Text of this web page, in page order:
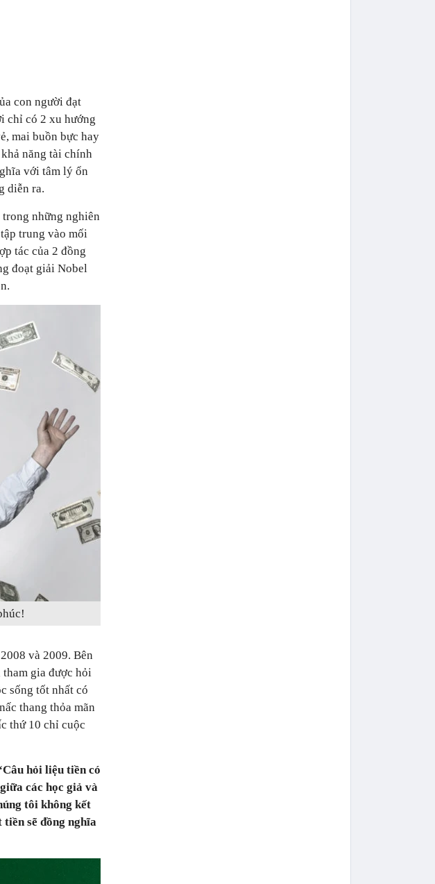
con người đạt
chỉ có 2 xu hướng
mai buồn bực hay
năng tài chính
với tâm lý ổn
diễn ra.
những nghiên
trung vào mối
tác của 2 đồng
đoạt giải Nobel
và 2009. Bên
tham gia được hỏi
sống tốt nhất có
thang thỏa mãn
thứ 10 chỉ cuộc
hỏi liệu tiền có
các học giả và
tôi không kết
tiền sẽ đồng nghĩa